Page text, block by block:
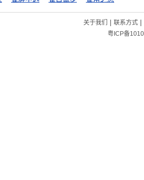
关于我们 | 联系方式|
粤ICP备